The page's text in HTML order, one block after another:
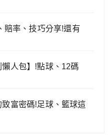
賠率、技巧分享!還有
人包】!點球、12碼
致富密碼!足球、籃球這